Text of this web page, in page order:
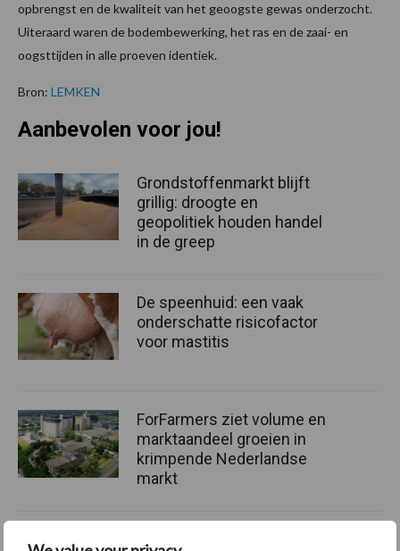
opbrengst en de kwaliteit van het geoogste gewas onderzocht.
Uiteraard waren de bodembewerking, het ras en de zaai- en
oogsttijden in alle proeven identiek.
Bron: LEMKEN
Aanbevolen voor jou!
Grondstoffenmarkt blijft
grillig: droogte en
geopolitiek houden handel
in de greep
De speenhuid: een vaak
onderschatte risicofactor
voor mastitis
ForFarmers ziet volume en
marktaandeel groeien in
krimpende Nederlandse
markt